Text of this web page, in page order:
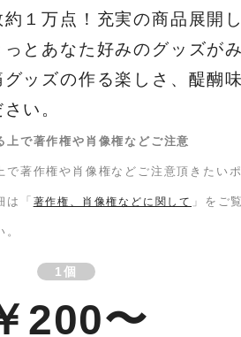
１万点！充実の商品展開
とあなた好みのグッズが
ッズの作る楽しさ、醍醐
い。
上で著作権や肖像権などご注意
で著作権や肖像権などご注意頂きたい
は「 著作権、肖像権などに関して 」をご
1個
200〜